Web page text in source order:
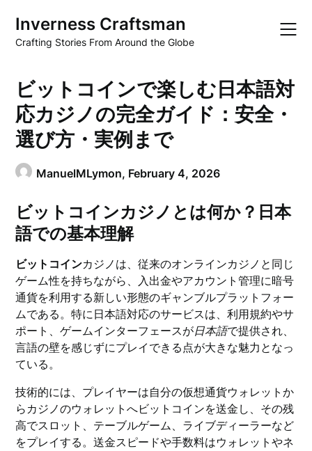
content
Inverness Craftsman
Crafting Stories From Around the Globe
ビットコインで楽しむ日本語対
応カジノの完全ガイド：安全・
選び方・実例まで
ManuelMLymon, February 4, 2026
ビットコインカジノとは何か？日本
語での基本理解
ビットコインカジノは、従来のオンラインカジノと同じ
ゲーム性を持ちながら、入出金やアカウント管理に暗号
通貨を利用する新しい形態のギャンブルプラットフォー
ムである。特に日本語対応のサービスは、利用規約やサ
ポート、ゲームインターフェースが日本語で提供され、
言語の壁を感じずにプレイできる点が大きな魅力となっ
ている。
技術的には、プレイヤーは自分の仮想通貨ウォレットか
らカジノのウォレットへビットコインを送金し、その残
高でスロット、テーブルゲーム、ライブディーラーなど
をプレイする。送金スピードや手数料はウォレットやネ